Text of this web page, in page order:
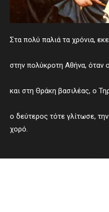
Στα πολύ παλιά τα χρόνια,
στην πολύκροτη Αθήνα, όταν
και στη Θράκη βασιλέας, ο
ο δεύτερος τότε γλίτωσε,
χορό.